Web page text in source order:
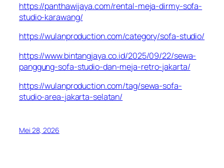
https://panthawijaya.com/rental-meja-dirmy-sofa-
studio-karawang/
https://wulanproduction.com/category/sofa-studio/
https://www.bintangjaya.co.id/2025/09/22/sewa-
panggung-sofa-studio-dan-meja-retro-jakarta/
https://wulanproduction.com/tag/sewa-sofa-
studio-area-jakarta-selatan/
Mei 28, 2026